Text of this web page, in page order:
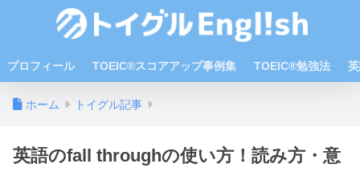
プロフィール TOEIC®スコアアップ事例集 TOEIC®勉強法
ホーム トイグル記事
英語のfall throughの使い方！読み方・意